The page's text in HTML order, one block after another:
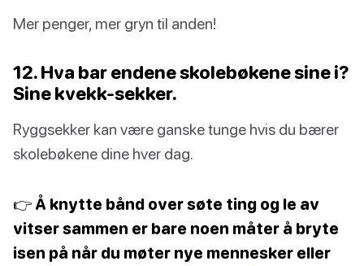
Mer penger, mer gryn til anden!
12. Hva bar endene skolebøkene sine i?
Sine kvekk-sekker.
Ryggsekker kan være ganske tunge hvis du bærer
skolebøkene dine hver dag.
👉 Å knytte bånd over søte ting og le av
vitser sammen er bare noen måter å bryte
isen på når du møter nye mennesker eller